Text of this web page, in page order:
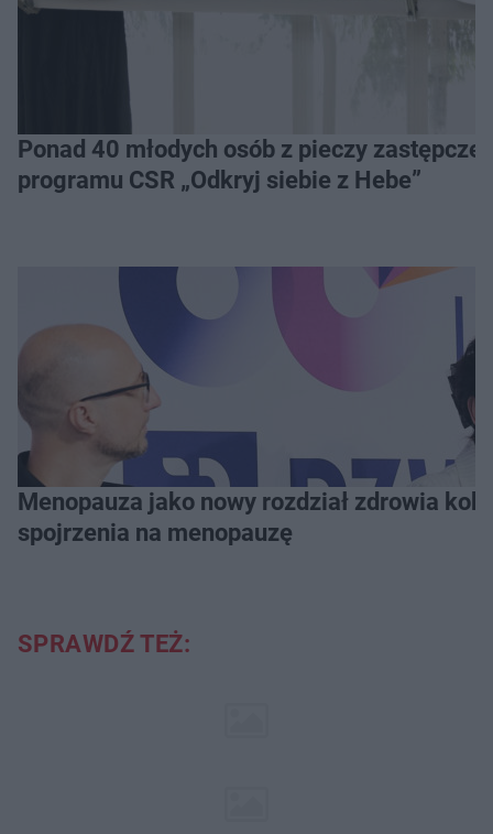
Ponad 40 młodych osób z pieczy
programu CSR „Odkryj siebie z Hebe”
Menopauza jako nowy rozdział zdrowia
spojrzenia na menopauzę
SPRAWDŹ TEŻ: